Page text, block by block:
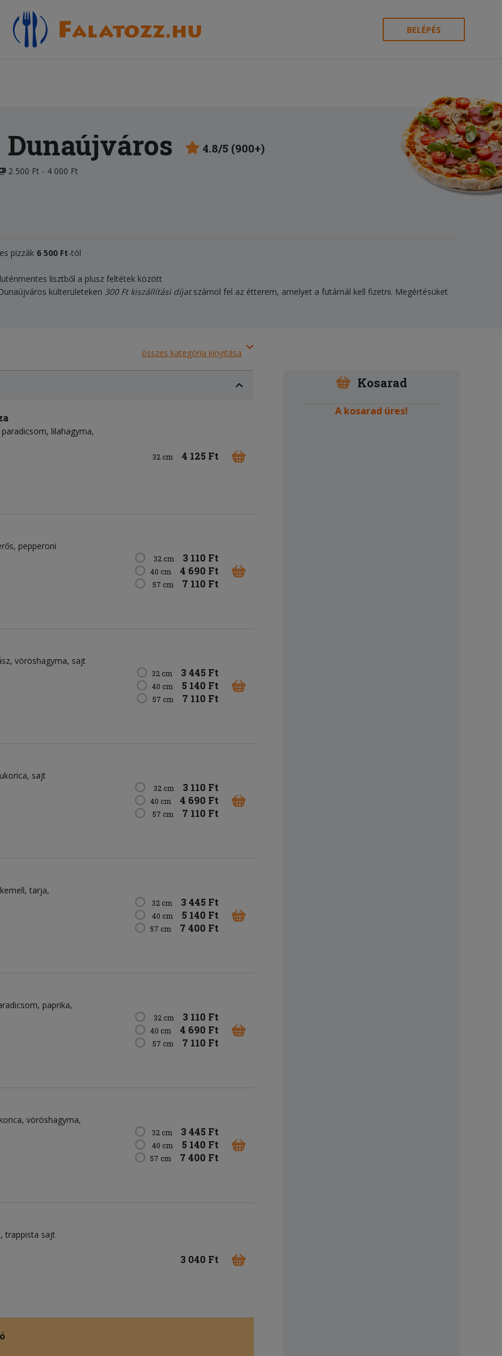
BELÉPÉS
Dunaújváros 4.8/5 (900+)
2 500 Ft - 4 000 Ft
pizzák 6 500 Ft-tól
lisztből a plusz feltétek között
külterületeken 300 Ft kiszállítási díjatszámol fel az étterem, amelyet a futárnál kell fizetni. Megértésüket
összes kategória kinyitása
paradicsom lilahagyma
32 cm 4 125 Ft
pepperoni
32 cm 3 110 Ft
40 cm 4 690 Ft
57 cm 7 110 Ft
vöröshagyma sajt
32 cm 3 445 Ft
40 cm 5 140 Ft
57 cm 7 110 Ft
sajt
32 cm 3 110 Ft
40 cm 4 690 Ft
57 cm 7 110 Ft
tarja
32 cm 3 445 Ft
40 cm 5 140 Ft
57 cm 7 400 Ft
paprika
32 cm 3 110 Ft
40 cm 4 690 Ft
57 cm 7 110 Ft
vöröshagyma
32 cm 3 445 Ft
40 cm 5 140 Ft
57 cm 7 400 Ft
trappista sajt
3 040 Ft
Kosarad
A kosarad üres!